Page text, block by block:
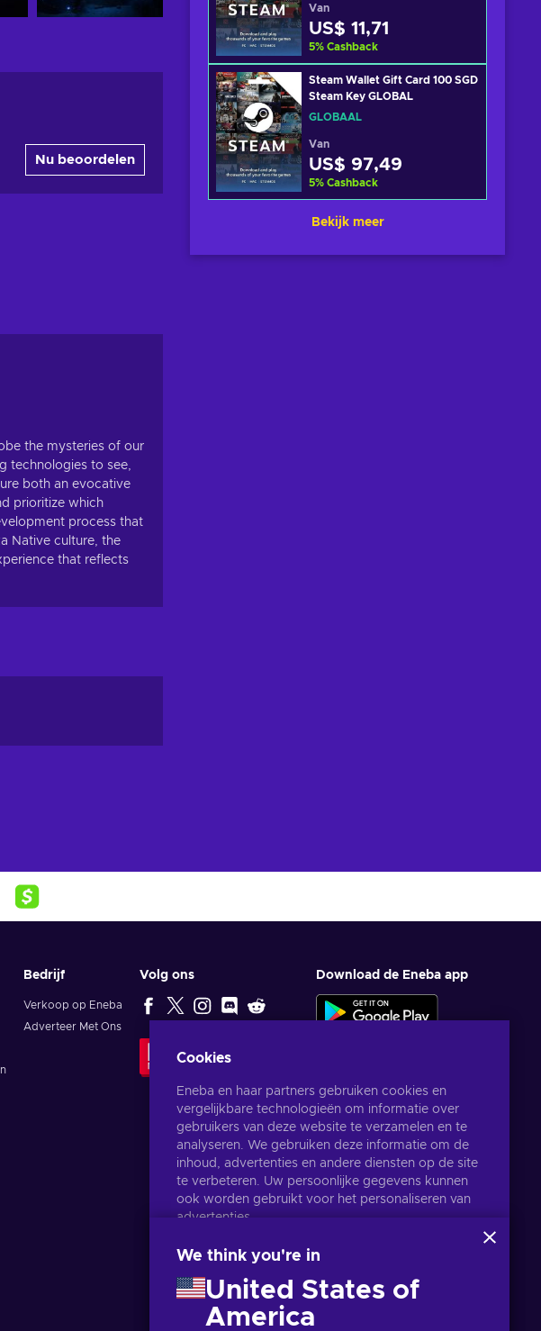
Van
US$ 11,71
5% Cashback
Steam Wallet Gift Card 100 SGD
Steam Key GLOBAL
GLOBAAL
Van
US$ 97,49
5% Cashback
Bekijk meer
Nu beoordelen
the mysteries of our
technologies to see,
both an evocative
prioritize which
process that
Native culture, the
that reflects
Bedrijf
Verkoop op Eneba
Adverteer Met Ons
Volg ons
REDACTIEKEUZE
Download de Eneba app
Cookies
Eneba en haar partners gebruiken cookies en
vergelijkbare technologieën om informatie over
gebruikers van deze website te verzamelen en te
analyseren. We gebruiken deze informatie om de
inhoud, advertenties en andere diensten op de site
te verbeteren. Uw persoonlijke gegevens kunnen
ook worden gebruikt voor het personaliseren van
advertenties.
toestemming voor het gebruik van deze
uw toestemming aanpassen door op 'Aanpassen'
te klikken.
Voor meer informatie over hoe Google uw
We think you're in
United States of
America